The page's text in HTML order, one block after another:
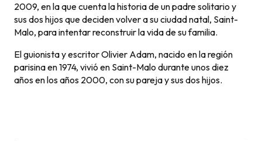
2009, en la que cuenta la historia de un padre solitario y
sus dos hijos que deciden volver a su ciudad natal, Saint-
Malo, para intentar reconstruir la vida de su familia.
El guionista y escritor Olivier Adam, nacido en la región
parisina en 1974, vivió en Saint-Malo durante unos diez
años en los años 2000, con su pareja y sus dos hijos.